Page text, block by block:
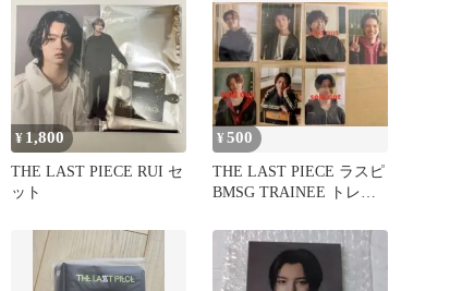
¥ 1,800
THE LAST PIECE RUI セ
ット
¥500
THE LAST PIECE ラスピ
BMSG TRAINEE トレカ